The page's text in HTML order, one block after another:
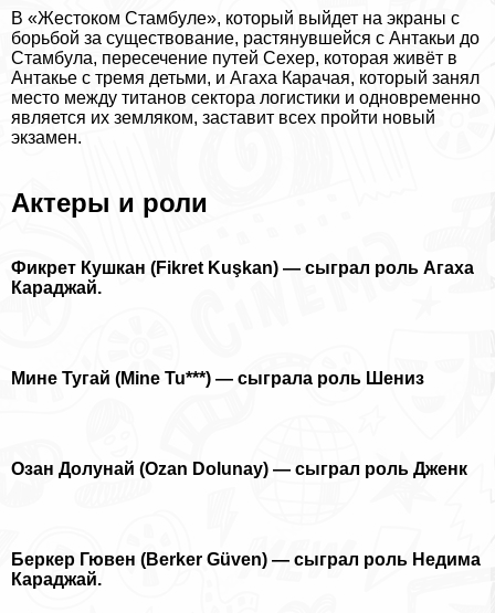
В «Жестоком Стамбуле», который выйдет на экраны с
борьбой за существование, растянувшейся с Антакьи до
Стамбула, пересечение путей Сехер, которая живёт в
Антакье с тремя детьми, и Агаха Карачая, который занял
место между титанов сектора логистики и одновременно
является их земляком, заставит всех пройти новый
экзамен.
Актеры и роли
Фикрет Кушкан (Fikret Kuşkan) — сыграл роль Агаха
Караджай.
Мине Тугай (Mine Tu***) — сыграла роль Шениз
Озан Долунай (Ozan Dolunay) — сыграл роль Дженк
Беркер Гювен (Berker Güven) — сыграл роль Недима
Караджай.